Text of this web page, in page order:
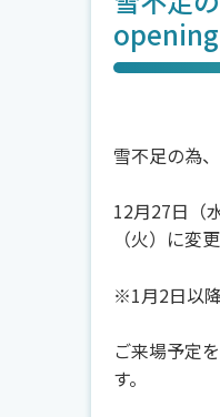
雪不足の為
12月27日（
（火）に変
※1月2日以
ご来場予定
す。